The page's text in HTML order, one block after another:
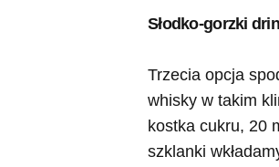
Słodko-gorzki
Trzecia opcja
whisky w takim
kostka cukru, 20
szklanki